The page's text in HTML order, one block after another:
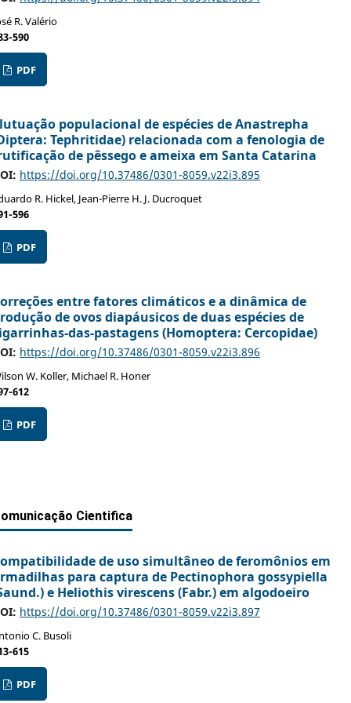
R. Valério
590
PDF
populacional de espécies de Anastrepha
Tephritidae) relacionada com a fenologia de
de pêssego e ameixa em Santa Catarina
https://doi.org/10.37486/0301-8059.v22i3.895
R. Hickel, Jean-Pierre H. J. Ducroquet
596
PDF
entre fatores climáticos e a dinâmica de
de ovos diapáusicos de duas espécies de
das-pastagens (Homoptera: Cercopidae)
https://doi.org/10.37486/0301-8059.v22i3.896
W. Koller, Michael R. Honer
612
PDF
Cientifica
de uso simultâneo de feromônios em
para captura de Pectinophora gossypiella
e Heliothis virescens (Fabr.) em algodoeiro
https://doi.org/10.37486/0301-8059.v22i3.897
C. Busoli
615
PDF